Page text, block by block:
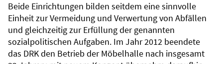
Beide Einrichtungen bilden seitdem eine sinnvolle
Einheit zur Vermeidung und Verwertung von Abfällen
und gleichzeitig zur Erfüllung der genannten
sozialpolitischen Aufgaben. Im Jahr 2012 beendete
das DRK den Betrieb der Möbelhalle nach insgesamt